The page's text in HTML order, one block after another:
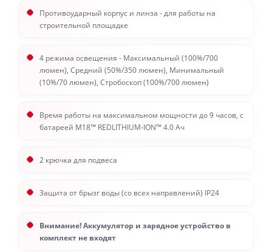
Противоударный корпус и линза - для работы на
строительной площадке
4 режима освещения - Максимальный (100%/700
люмен), Средний (50%/350 люмен), Минимальный
(10%/70 люмен), Стробоскоп (100%/700 люмен)
Время работы на максимальном мощности до 9 часов, с
батареей M18™ REDLITHIUM-ION™ 4.0 Aч
2 крючка для подвеса
Защита от брызг воды (со всех направлений) IP24
Внимание! Аккумулятор и зарядное устройство в
комплект не входят